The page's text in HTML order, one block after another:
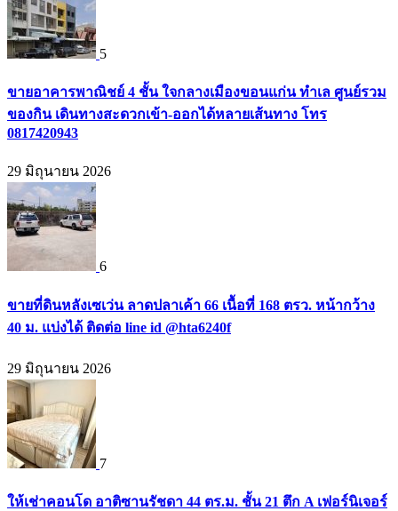
5
ขายอาคารพาณิชย์ 4 ชั้น ใจกลางเมืองขอนแก่น ทำเล ศูนย์รวม
ของกิน เดินทางสะดวกเข้า-ออกได้หลายเส้นทาง โทร
0817420943
29 มิถุนายน 2026
6
ขายที่ดินหลังเซเว่น ลาดปลาเค้า 66 เนื้อที่ 168 ตรว. หน้ากว้าง
40 ม. แบ่งได้ ติดต่อ line id @hta6240f
29 มิถุนายน 2026
7
ให้เช่าคอนโด อาติซานรัชดา 44 ตร.ม. ชั้น 21 ตึก A เฟอร์นิเจอร์